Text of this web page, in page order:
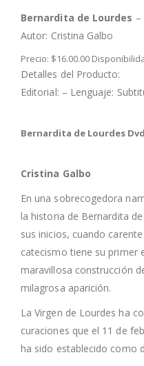
Bernardita de Lourdes –
Autor: Cristina Galbo
Precio: $16.00.00
Detalles del Producto:
Editorial: – Lenguaje:
Bernardita de Lourdes Dvd
Cristina Galbo
En una sobrecogedora
la historia de Bernardita
sus inicios, cuando
catecismo tiene su primer
maravillosa construcción
milagrosa aparición.
La Virgen de Lourdes ha
curaciones que el 11 de
ha sido establecido como